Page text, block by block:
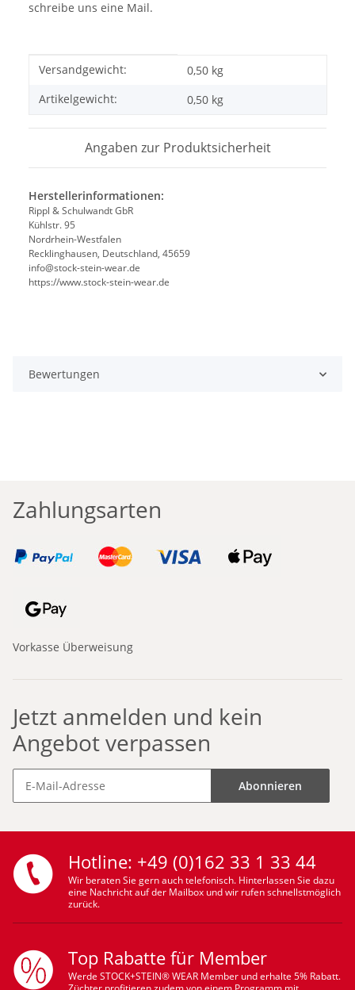
schreibe uns eine Mail.
Produkteigenschaft
Wert
Versandgewicht:
0,50 kg
Artikelgewicht:
0,50 kg
Angaben zur Produktsicherheit
Herstellerinformationen:
Rippl & Schulwandt GbR
Kühlstr. 95
Nordrhein-Westfalen
Recklinghausen, Deutschland, 45659
info@stock-stein-wear.de
https://www.stock-stein-wear.de
Bewertungen
Zahlungsarten
Vorkasse Überweisung
Jetzt anmelden und kein
Angebot verpassen
Abonnieren
Hotline: +49 (0)162 33 1 33 44
Wir beraten Sie gern auch telefonisch. Hinterlassen Sie dazu
eine Nachricht auf der Mailbox und wir rufen schnellstmöglich
zurück.
Top Rabatte für Member
Werde STOCK+STEIN® WEAR Member und erhalte 5% Rabatt.